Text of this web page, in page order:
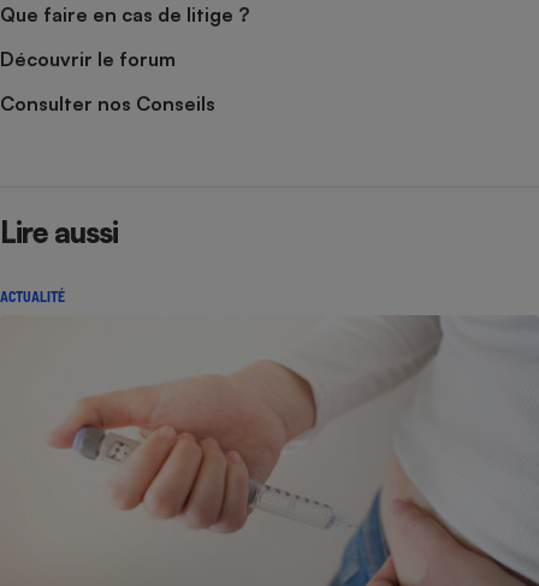
Que faire en cas de litige ?
Découvrir le forum
Consulter nos Conseils
Lire aussi
ACTUALITÉ